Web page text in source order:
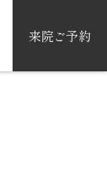
来院ご予約